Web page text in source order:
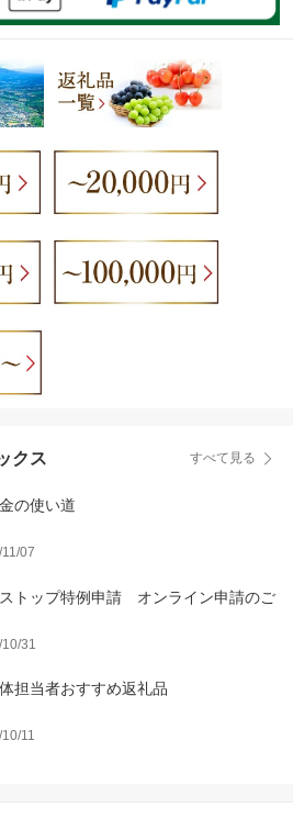
クス すべて見る
の使い道
07
トップ特例申請 オンライン申請のご
31
担当者おすすめ返礼品
11